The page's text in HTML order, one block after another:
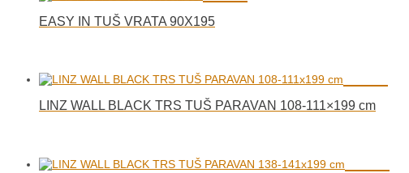
EASY IN TUŠ VRATA 90X195
LINZ WALL BLACK TRS TUŠ PARAVAN 108-111×199 cm